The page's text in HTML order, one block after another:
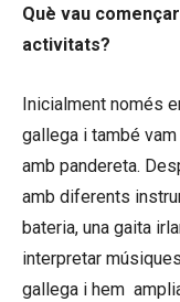
Què vau
activitats?
Inicialment només
gallega i també
amb pandereta.
amb diferents
bateria, una gaita
interpretar
gallega i hem